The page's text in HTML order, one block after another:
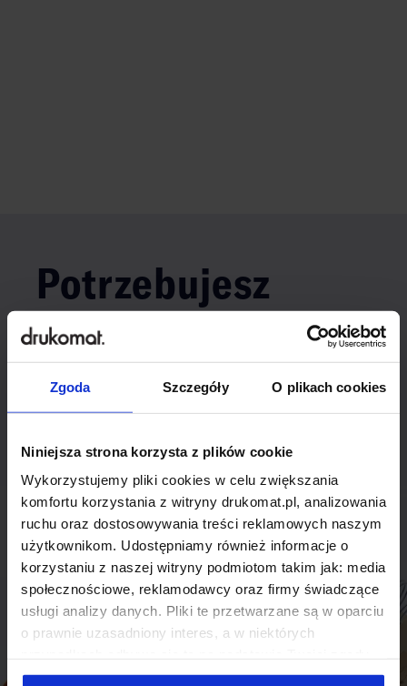
Zgoda Szczegóły O plikach cookies
Niniejsza strona korzysta z plików cookie
Wykorzystujemy pliki cookies w celu zwiększania
komfortu korzystania z witryny drukomat.pl, analizowania
ruchu oraz dostosowywania treści reklamowych naszym
użytkownikom. Udostępniamy również informacje o
korzystaniu z naszej witryny podmiotom takim jak: media
społecznościowe, reklamodawcy oraz firmy świadczące
usługi analizy danych. Pliki te przetwarzane są w oparciu
o prawnie uzasadniony interes, a w niektórych
Niektóre z plików cookies dostarczane i przetwarzane są
Potrzebujesz
indywidualnego
rozwiązania?
Odezwij się do nas, aby omówić
produkt niestandardowy.
Skontaktuj się